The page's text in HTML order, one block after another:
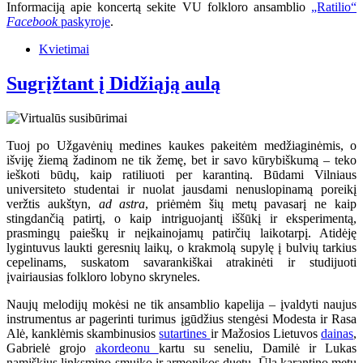
Informaciją apie koncertą sekite VU folkloro ansamblio „Ratilio“
Facebookpaskyroje.
Kvietimai
Sugrįžtant į Didžiąją aulą
Tuoj po Užgavėnių medines kaukes pakeitėm medžiaginėmis, o
išviję žiemą žadinom ne tik žemę, bet ir savo kūrybiškumą – teko
ieškoti būdų, kaip ratiliuoti per karantiną. Būdami Vilniaus
universiteto studentai ir nuolat jausdami nenuslopinamą poreikį
veržtis aukštyn, ad astra, priėmėm šių metų pavasarį ne kaip
stingdančią patirtį, o kaip intriguojantį iššūkį ir eksperimentą,
prasmingų paieškų ir neįkainojamų patirčių laikotarpį. Atidėję
lygintuvus laukti geresnių laikų, o krakmolą supylę į bulvių tarkius
cepelinams, suskatom savarankiškai atrakinėti ir studijuoti
įvairiausias folkloro lobyno skryneles.
Naujų melodijų mokėsi ne tik ansamblio kapelija – įvaldyti naujus
instrumentus ar pagerinti turimus įgūdžius stengėsi Modesta ir Rasa
Alė, kanklėmis skambinusiossutartines ir Mažosios Lietuvosdainas,
Gabrielė grojo akordeonu kartu su seneliu, Damilė ir Lukas